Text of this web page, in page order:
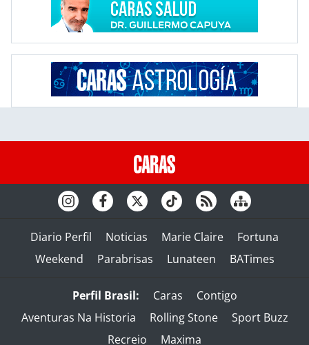
Diario Perfil Noticias Marie Claire
Fortuna
Weekend
Parabrisas Lunateen BATimes
Perfil Brasil: Caras
Contigo
Aventuras Na Historia
Rolling Stone
Sport Buzz
Recreio
Maxima